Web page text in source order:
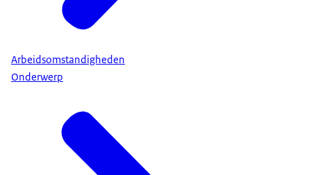
Arbeidsomstandigheden
Onderwerp